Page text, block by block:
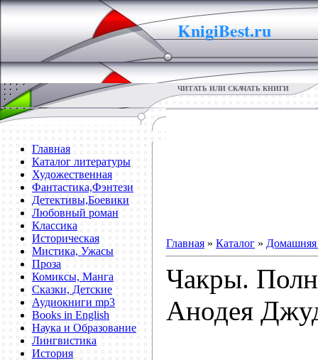
KnigiBest.ru
ЧИТАТЬ ИЛИ СКАЧАТЬ КНИГИ
Главная
Каталог литературы
Художественная
Фантастика,Фэнтези
Детективы,Боевики
Любовный роман
Классика
Историческая
Мистика, Ужасы
Проза
Комиксы, Манга
Сказки, Детские
Аудиокниги mp3
Books in English
Наука и Образование
Лингвистика
История
Главная » Каталог » Домашняя
Чакры.
Анодея